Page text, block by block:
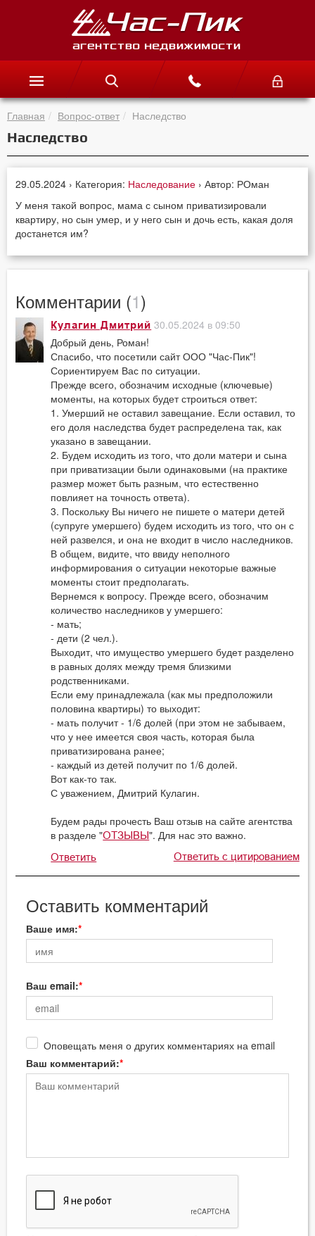
Главная Вопрос-ответ Наследство
Наследство
29.05.2024 › Категория: Наследование › Автор: РОман
У меня такой вопрос, мама с сыном приватизировали
квартиру, но сын умер, и у него сын и дочь есть, какая доля
достанется им?
Комментарии (1)
Кулагин Дмитрий 30.05.2024 в 09:50
Добрый день, Роман!
Спасибо, что посетили сайт ООО "Час-Пик"!
Сориентируем Вас по ситуации.
Прежде всего, обозначим исходные (ключевые)
моменты, на которых будет строиться ответ:
1. Умерший не оставил завещание. Если оставил, то
его доля наследства будет распределена так, как
указано в завещании.
2. Будем исходить из того, что доли матери и сына
при приватизации были одинаковыми (на практике
размер может быть разным, что естественно
повлияет на точность ответа).
3. Поскольку Вы ничего не пишете о матери детей
(супруге умершего) будем исходить из того, что он с
ней развелся, и она не входит в число наследников.
В общем, видите, что ввиду неполного
информирования о ситуации некоторые важные
моменты стоит предполагать.
Вернемся к вопросу. Прежде всего, обозначим
количество наследников у умершего:
- мать;
- дети (2 чел.).
Выходит, что имущество умершего будет разделено
в равных долях между тремя близкими
родственниками.
Если ему принадлежала (как мы предположили
половина квартиры) то выходит:
- мать получит - 1/6 долей (при этом не забываем,
что у нее имеется своя часть, которая была
приватизирована ранее;
- каждый из детей получит по 1/6 долей.
Вот как-то так.
С уважением, Дмитрий Кулагин.
Будем рады прочесть Ваш отзыв на сайте агентства
в разделе "ОТЗЫВЫ". Для нас это важно.
Ответить Ответить с цитированием
Оставить комментарий
Ваше имя:
Ваш email:
Оповещать меня о других комментариях на email
Ваш комментарий: